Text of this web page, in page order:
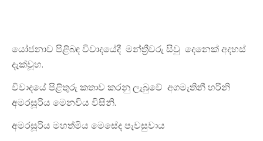
යෝජනාව පිළිබඳ විවාදයේදී මන්ත්‍රීවරු සිවු දෙනෙක් අදහස්
දැක්වූහ.
විවාදයේ පිළිතුරු කතාව කරනු ලැබුවේ අගමැතිනී හරිනි
අමරසූරිය මෙනවිය විසිනි.
අමරසූරිය මහත්මිය මෙසේද පැවසුවාය